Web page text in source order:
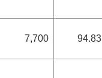
7,700 94.83